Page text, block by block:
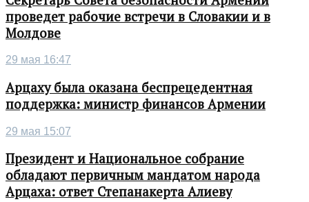
проведет рабочие встречи в Словакии и в
Молдове
29 мая 16:47
Арцаху была оказана беспрецедентная
поддержка: министр финансов Армении
29 мая 15:07
Президент и Национальное собрание
обладают первичным мандатом народа
Арцаха: ответ Степанакерта Алиеву